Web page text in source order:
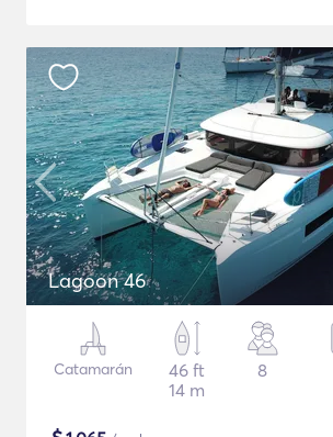
Lagoon 46
Catamarán
46 ft
14 m
8